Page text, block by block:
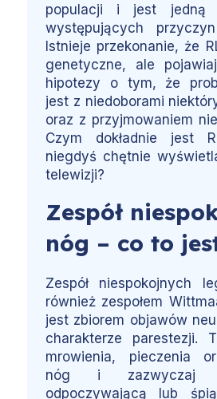
populacji i jest jedną
występujących
Istnieje przekonanie, że
genetyczne, ale
hipotezy o tym, że
jest z niedoborami
oraz z przyjmowaniem
Czym dokładnie jest
niegdyś chętnie
telewizji?
Zespół
nóg – co to
Zespół niespokojnych
również zespołem
jest zbiorem objawów
charakterze parestezji.
mrowienia, pieczenia
nóg i zazwyczaj
odpoczywającą lub